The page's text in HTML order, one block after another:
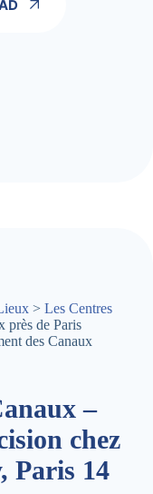
> Les Centres
près de Paris
des Canaux
–
chez
Paris 14